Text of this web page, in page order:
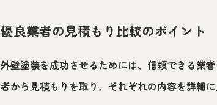
優良業者の見積もり比較のポイント
外壁塗装を成功させるためには、信頼できる業
者から見積もりを取り、それぞれの内容を詳細